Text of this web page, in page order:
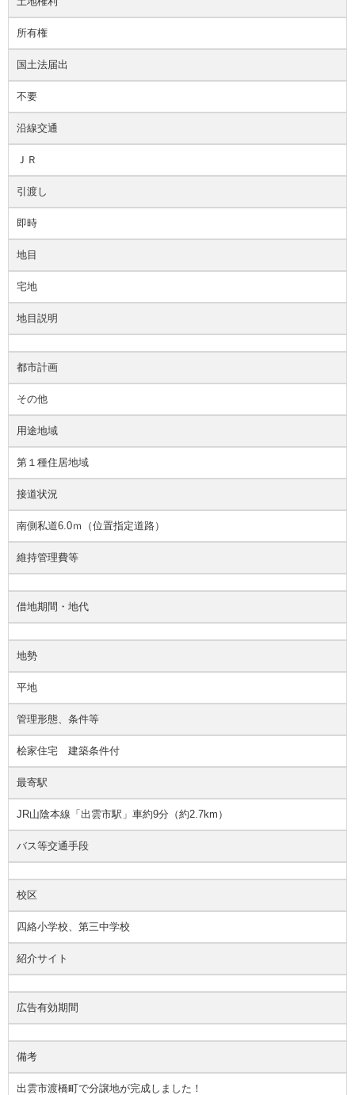
所有権
国土法届出
不要
沿線交通
ＪＲ
引渡し
即時
地目
宅地
地目説明
都市計画
その他
用途地域
第１種住居地域
接道状況
南側私道6.0ｍ（位置指定道路）
維持管理費等
借地期間・地代
地勢
平地
管理形態、条件等
桧家住宅 建築条件付
最寄駅
JR山陰本線「出雲市駅」車約9分（約2.7km）
バス等交通手段
校区
四絡小学校、第三中学校
紹介サイト
広告有効期間
備考
出雲市渡橋町で分譲地が完成しました！